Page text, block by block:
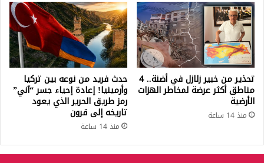
تحذير من خبير زلازل في أضنة.. 4
مناطق أكثر عرضة لمخاطر الهزات
الأرضية
منذ 14 ساعة
حدث فريد من نوعه بين تركيا
وأرمينيا! إعادة إحياء جسر “آني”
رمز طريق الحرير الذي يعود
تاريخه إلى قرون
منذ 14 ساعة